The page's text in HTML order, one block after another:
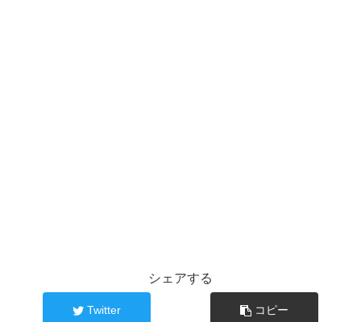
シェアする
Twitter コピー